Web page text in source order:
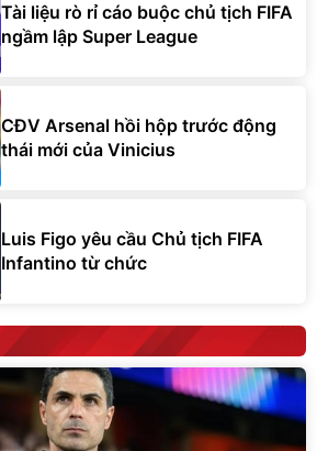
Tài liệu rò rỉ cáo buộc chủ tịch FIFA
ngầm lập Super League
CĐV Arsenal hồi hộp trước động
thái mới của Vinicius
Luis Figo yêu cầu Chủ tịch FIFA
Infantino từ chức